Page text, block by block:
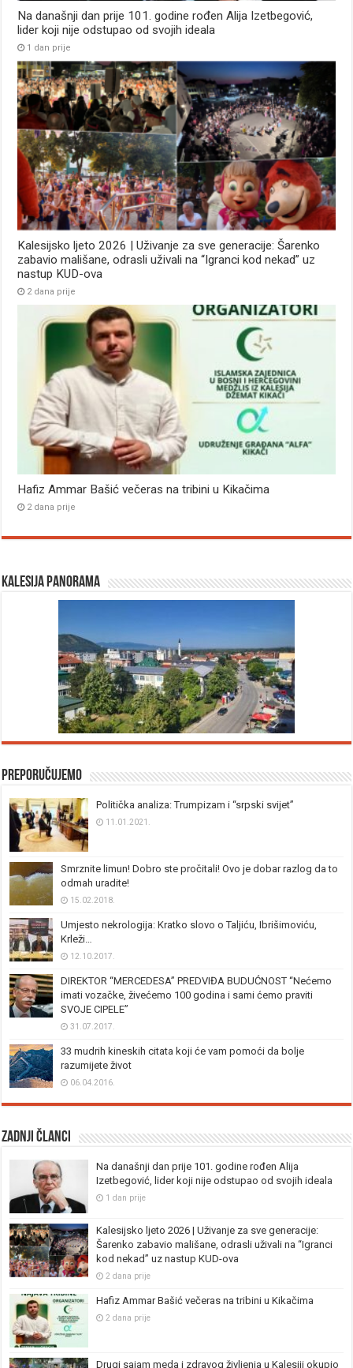
Na današnji dan prije 101. godine rođen Alija Izetbegović,
lider koji nije odstupao od svojih ideala
1 dan prije
Kalesijsko ljeto 2026 | Uživanje za sve generacije: Šarenko
zabavio mališane, odrasli uživali na “Igranci kod nekad” uz
nastup KUD-ova
2 dana prije
Hafiz Ammar Bašić večeras na tribini u Kikačima
2 dana prije
Kalesija panorama
Preporučujemo
Politička analiza: Trumpizam i “srpski svijet”
11.01.2021.
Smrznite limun! Dobro ste pročitali! Ovo je dobar razlog da to
odmah uradite!
15.02.2018.
Umjesto nekrologija: Kratko slovo o Taljiću, Ibrišimoviću,
Krleži…
12.10.2017.
DIREKTOR “MERCEDESA” PREDVIĐA BUDUĆNOST “Nećemo
imati vozačke, živećemo 100 godina i sami ćemo praviti
SVOJE CIPELE”
31.07.2017.
33 mudrih kineskih citata koji će vam pomoći da bolje
razumijete život
06.04.2016.
Zadnji članci
Na današnji dan prije 101. godine rođen Alija
Izetbegović, lider koji nije odstupao od svojih ideala
1 dan prije
Kalesijsko ljeto 2026 | Uživanje za sve generacije:
Šarenko zabavio mališane, odrasli uživali na “Igranci
kod nekad” uz nastup KUD-ova
2 dana prije
Hafiz Ammar Bašić večeras na tribini u Kikačima
2 dana prije
Drugi sajam meda i zdravog življenja u Kalesiji okupio